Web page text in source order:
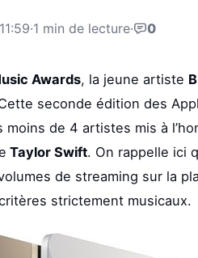
·1 min de lecture· 0
Awards, la jeune artiste
seconde édition des
de 4 artistes mis à
Taylor Swift. On rappelle ici
de streaming sur la
strictement musicaux.